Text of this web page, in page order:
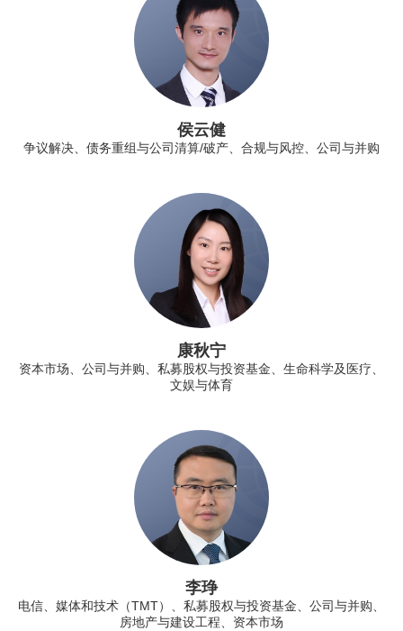
侯云健
争议解决、债务重组与公司清算/破产、合规与风控、公司与并购
康秋宁
资本市场、公司与并购、私募股权与投资基金、生命科学及医疗、
文娱与体育
李琤
电信、媒体和技术（TMT）、私募股权与投资基金、公司与并购、
房地产与建设工程、资本市场